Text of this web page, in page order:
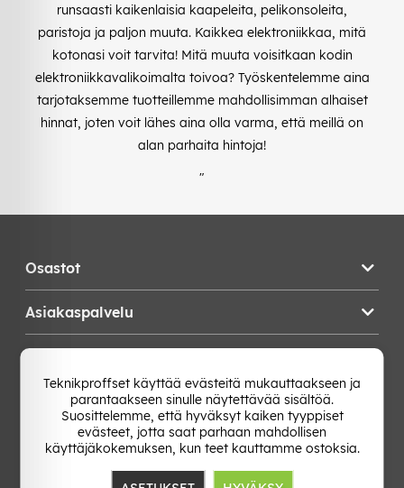
runsaasti kaikenlaisia kaapeleita, pelikonsoleita,
paristoja ja paljon muuta. Kaikkea elektroniikkaa, mitä
kotonasi voit tarvita! Mitä muuta voisitkaan kodin
elektroniikkavalikoimalta toivoa? Työskentelemme aina
tarjotaksemme tuotteillemme mahdollisimman alhaiset
hinnat, joten voit lähes aina olla varma, että meillä on
alan parhaita hintoja!
"
Osastot
Asiakaspalvelu
Vaihda Maa
Teknikproffset käyttää evästeitä mukauttaakseen ja
parantaakseen sinulle näytettävää sisältöä.
Suosittelemme, että hyväksyt kaiken tyyppiset
evästeet, jotta saat parhaan mahdollisen
käyttäjäkokemuksen, kun teet kauttamme ostoksia.